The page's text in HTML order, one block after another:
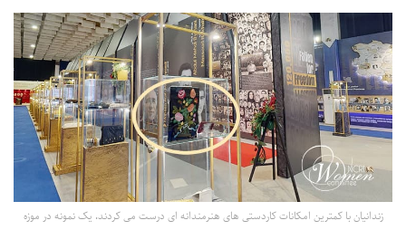
زندانیان با کمترین امکانات کاردستی های هنرمندانه ای درست می کردند. یک نمونه در موزه